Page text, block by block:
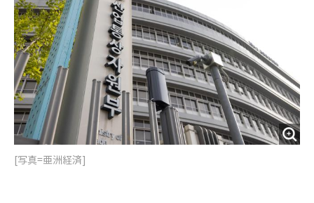
[写真=亜洲経済]